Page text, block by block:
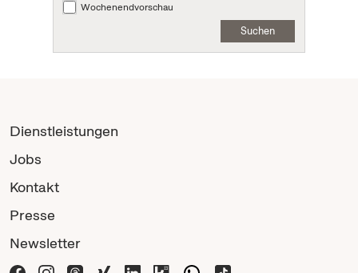
Wochenendvorschau
Suchen
Dienstleistungen
Jobs
Kontakt
Presse
Newsletter